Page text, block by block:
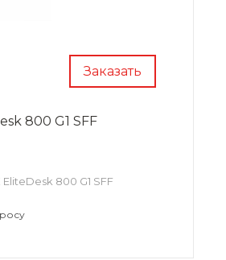
Заказать
800 G1 SFF
800 G1 SFF